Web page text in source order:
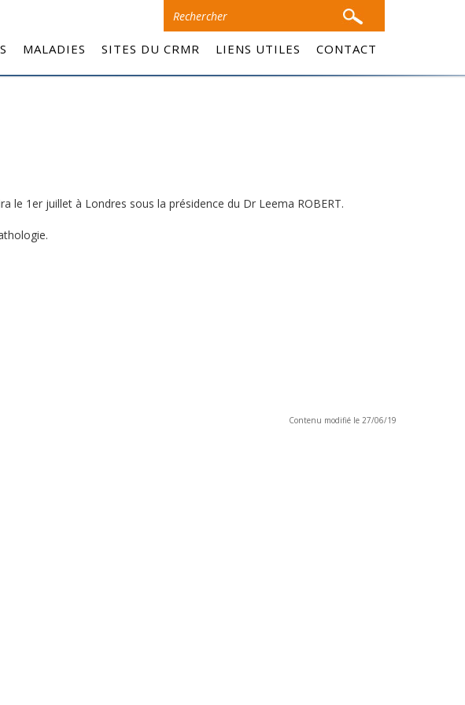
MALADIES SITES DU CRMR LIENS UTILES CONTACT
le 1er juillet à Londres sous la présidence du Dr Leema ROBERT.
Contenu modifié le 27/06/19